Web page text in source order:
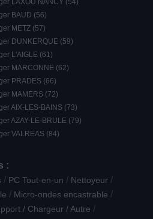
LAXOU NANCY (54)
BAUD (56)
METZ (57)
DUNKERQUE (59)
L'AIGLE (61)
MARCONNE (62)
PRADES (66)
MAMERS (72)
AIX-LES-BAINS (73)
AZAY-LE-BRULE (79)
VALREAS (84)
:
/ PC Tout-en-un / Nettoyeur /
/ Micro-ondes encastrable /
/ Chargeur / Autre /